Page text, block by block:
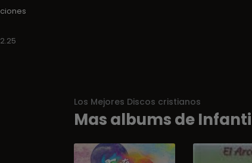
Los Mejores Discos cristianos
Mas albums de